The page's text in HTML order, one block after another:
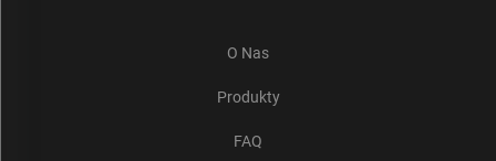
O Nas
Produkty
FAQ